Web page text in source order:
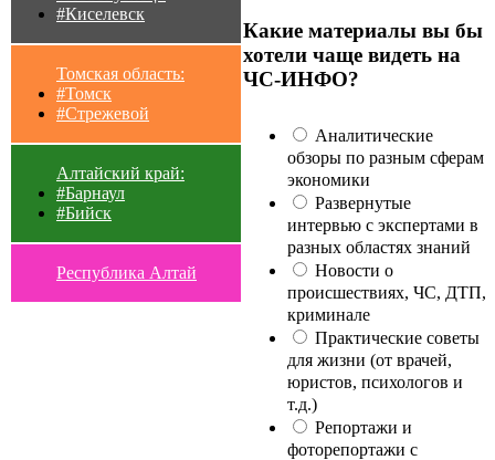
#Киселевск
Томская область:
#Томск
#Стрежевой
Алтайский край:
#Барнаул
#Бийск
Республика Алтай
Какие материалы вы бы
хотели чаще видеть на
ЧС-ИНФО?
Аналитические
обзоры по разным сферам
экономики
Развернутые
интервью с экспертами в
разных областях знаний
Новости о
происшествиях, ЧС, ДТП,
криминале
Практические советы
для жизни (от врачей,
юристов, психологов и
т.д.)
Репортажи и
фоторепортажи с